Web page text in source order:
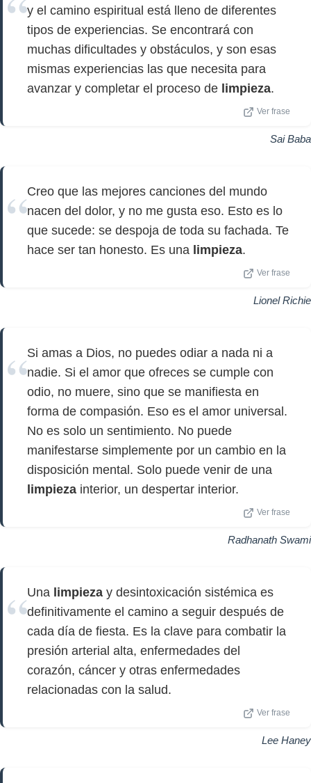
y el camino espiritual está lleno de diferentes
tipos de experiencias. Se encontrará con
muchas dificultades y obstáculos, y son esas
mismas experiencias las que necesita para
avanzar y completar el proceso de limpieza.
Ver frase
Sai Baba
Creo que las mejores canciones del mundo
nacen del dolor, y no me gusta eso. Esto es lo
que sucede: se despoja de toda su fachada. Te
hace ser tan honesto. Es una limpieza.
Ver frase
Lionel Richie
Si amas a Dios, no puedes odiar a nada ni a
nadie. Si el amor que ofreces se cumple con
odio, no muere, sino que se manifiesta en
forma de compasión. Eso es el amor universal.
No es solo un sentimiento. No puede
manifestarse simplemente por un cambio en la
disposición mental. Solo puede venir de una
limpieza interior, un despertar interior.
Ver frase
Radhanath Swami
Una limpieza y desintoxicación sistémica es
definitivamente el camino a seguir después de
cada día de fiesta. Es la clave para combatir la
presión arterial alta, enfermedades del
corazón, cáncer y otras enfermedades
relacionadas con la salud.
Ver frase
Lee Haney